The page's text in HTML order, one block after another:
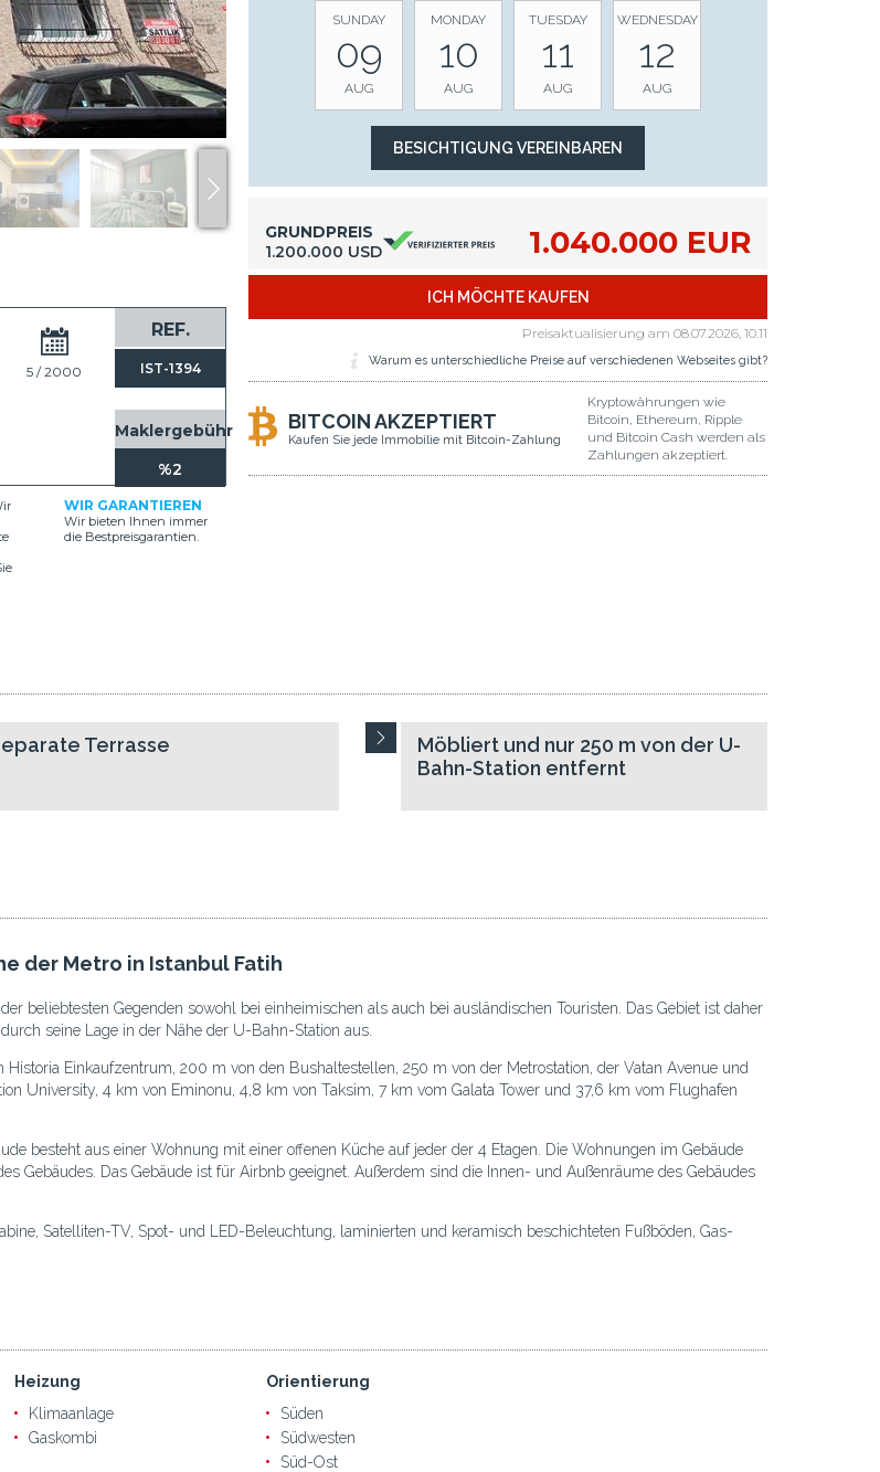
REF.
IST-1394
Maklergebühr
%2
5 / 2000
WIR GARANTIEREN
Wir bieten Ihnen immer
die Bestpreisgarantien.
SUNDAY
09
AUG
MONDAY
10
AUG
TUESDAY
11
AUG
WEDNESDAY
12
AUG
GRUNDPREIS
1.200.000 USD
1.040.000 EUR
ICH MÖCHTE KAUFEN
Preisaktualisierung am 08.07.2026, 10.11
Warum es unterschiedliche Preise auf verschiedenen Webseites gibt?
BITCOIN AKZEPTIERT
Kaufen Sie jede Immobilie mit Bitcoin-Zahlung
Kryptowährungen wie
Bitcoin, Ethereum, Ripple
und Bitcoin Cash werden als
Zahlungen akzeptiert.
Terrasse
Möbliert und nur 250 m von der U-
Bahn-Station entfernt
der Metro in Istanbul Fatih
beliebtesten Gegenden sowohl bei einheimischen als auch bei ausländischen Touristen. Das Gebiet ist daher
seine Lage in der Nähe der U-Bahn-Station aus.
Historia Einkaufzentrum, 200 m von den Bushaltestellen, 250 m von der Metrostation, der Vatan Avenue und
University, 4 km von Eminonu, 4,8 km von Taksim, 7 km vom Galata Tower und 37,6 km vom Flughafen
besteht aus einer Wohnung mit einer offenen Küche auf jeder der 4 Etagen. Die Wohnungen im Gebäude
Gebäudes. Das Gebäude ist für Airbnb geeignet. Außerdem sind die Innen- und Außenräume des Gebäudes
Satelliten-TV, Spot- und LED-Beleuchtung, laminierten und keramisch beschichteten Fußböden, Gas-
Heizung
Klimaanlage
Gaskombi
Orientierung
Süden
Südwesten
Süd-Ost